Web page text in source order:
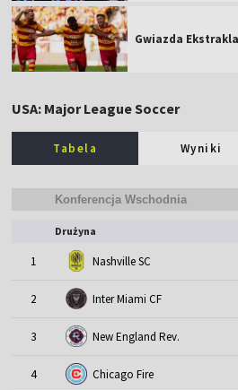
Gwiazda
USA: Major League Soccer
Tabela Wyniki
Drużyna
1 Nashville SC
2 Inter Miami CF
3 New England Rev.
4 Chicago Fire